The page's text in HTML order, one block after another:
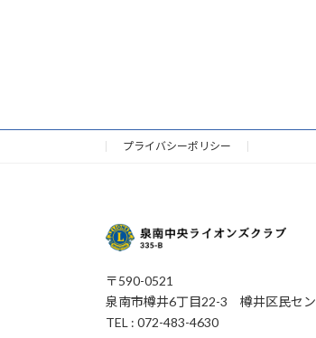
プライバシーポリシー
〒590-0521
泉南市樽井6丁目22-3 樽井区民セ
TEL : 072-483-4630